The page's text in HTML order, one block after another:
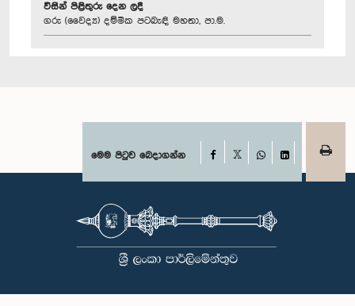
විසින් පිළිතුරු දෙන ලදී
ගරු (වෛද්‍ය) දම්මික පටබැඳි මහතා, පා.ම.
මෙම පිටුව බෙදාගන්න Facebook
WhatsAppLinkedIn